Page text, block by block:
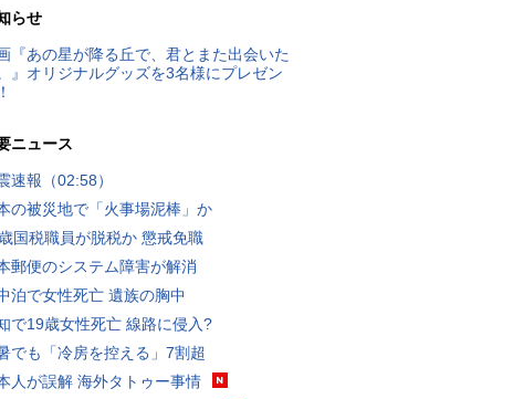
らせ
『あの星が降る丘で、君とまた出会いた
』オリジナルグッズを3名様にプレゼン
ニュース
速報（02:58）
の被災地で「火事場泥棒」か
国税職員が脱税か 懲戒免職
郵便のシステム障害が解消
泊で女性死亡 遺族の胸中
で19歳女性死亡 線路に侵入?
でも「冷房を控える」7割超
人が誤解 海外タトゥー事情